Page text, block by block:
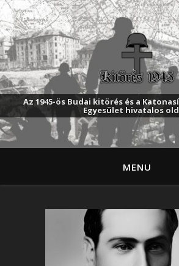
Az 1945-ös Budai kitörés és a
Egyesület hivatalos
MENU